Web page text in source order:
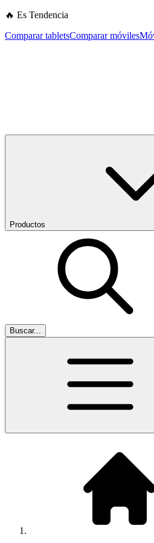
🔥 Es Tendencia
Comparar tabletsComparar móviles
Productos
Buscar...